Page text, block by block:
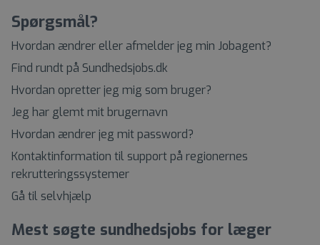
Spørgsmål?
Hvordan ændrer eller afmelder jeg min Jobagent?
Find rundt på Sundhedsjobs.dk
Hvordan opretter jeg mig som bruger?
Jeg har glemt mit brugernavn
Hvordan ændrer jeg mit password?
Kontaktinformation til support på regionernes
rekrutteringssystemer
Gå til selvhjælp
Mest søgte sundhedsjobs for læger